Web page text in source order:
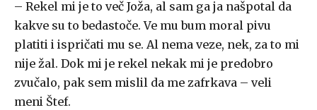
– Rekel mi je to več Joža, al sam ga ja našpotal da
kakve su to bedastoče. Ve mu bum moral pivu
platiti i ispričati mu se. Al nema veze, nek, za to mi
nije žal. Dok mi je rekel nekak mi je predobro
zvučalo, pak sem mislil da me zafrkava – veli
meni Štef.